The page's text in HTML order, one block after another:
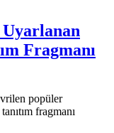
Uyarlanan
Fragmanı
popüler
fragmanı